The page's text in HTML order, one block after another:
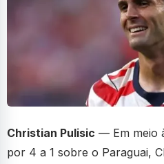
Christian Pulisic — Em meio
por 4 a 1 sobre o Paraguai,